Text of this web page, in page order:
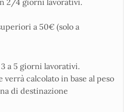
2/4 giorni lavorativi.
a 50€ (solo a
a 5 giorni lavorativi.
calcolato in base al peso
di destinazione